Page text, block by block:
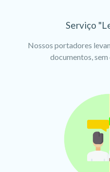
Serviço
Nossos portadores
documentos,